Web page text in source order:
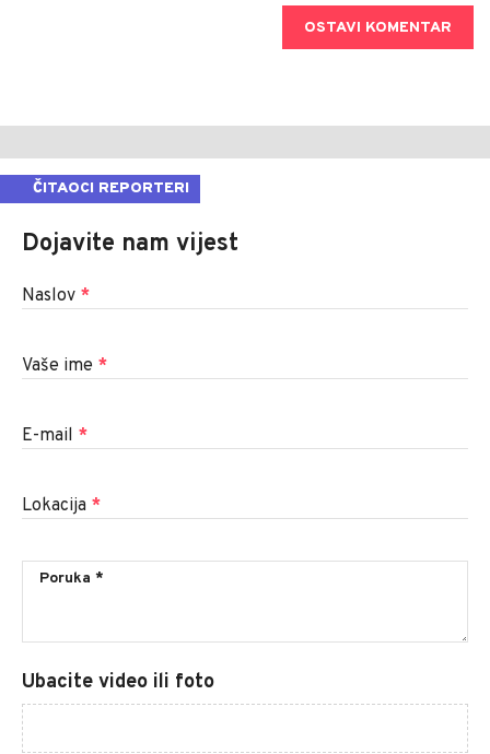
OSTAVI KOMENTAR
ČITAOCI REPORTERI
Dojavite nam vijest
Naslov *
Vaše ime *
E-mail *
Lokacija *
Ubacite video ili foto